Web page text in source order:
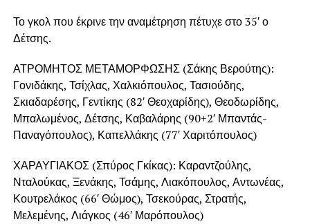
Το γκολ που έκρινε την αναμέτρηση πέτυχε στο 35′ ο
Δέτσης.
ΑΤΡΟΜΗΤΟΣ ΜΕΤΑΜΟΡΦΩΣΗΣ (Σάκης Βερούτης):
Γονιδάκης, Τσίχλας, Χαλκιόπουλος, Τασιούδης,
Σκιαδαρέσης, Γεντίκης (82′ Θεοχαρίδης), Θεοδωρίδης,
Μπαλωμένος, Δέτσης, Καβαλάρης (90+2′ Μπαντάς-
Παναγόπουλος), Καπελλάκης (77′ Χαριτόπουλος)
ΧΑΡΑΥΓΙΑΚΟΣ (Σπύρος Γκίκας): Καραντζούλης,
Νταλούκας, Ξενάκης, Τσάμης, Λιακόπουλος, Αντωνέας,
Κουτρελάκος (66′ Θώμος), Τσεκούρας, Στρατής,
Μελεμένης, Λιάγκος (46′ Μαρόπουλος)